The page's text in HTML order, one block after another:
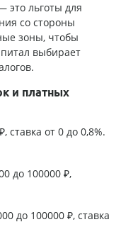
это льготы для
со стороны
зоны, чтобы
выбирает
и платных
ставка от 0 до 0,8%.
до 100000 ₽,
до 100000 ₽, ставка